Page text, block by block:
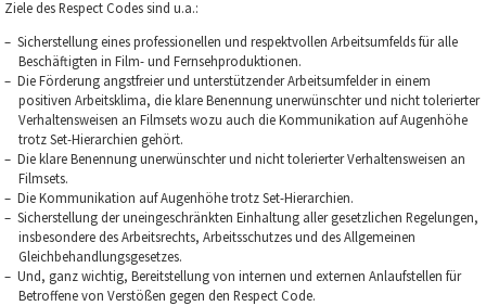
Ziele des Respect Codes sind u.a.:
Sicherstellung eines professionellen und respektvollen Arbeitsumfelds für alle
Beschäftigten in Film- und Fernsehproduktionen.
Die Förderung angstfreier und unterstützender Arbeitsumfelder in einem
positiven Arbeitsklima, die klare Benennung unerwünschter und nicht tolerierter
Verhaltensweisen an Filmsets wozu auch die Kommunikation auf Augenhöhe
trotz Set-Hierarchien gehört.
Die klare Benennung unerwünschter und nicht tolerierter Verhaltensweisen an
Filmsets.
Die Kommunikation auf Augenhöhe trotz Set-Hierarchien.
Sicherstellung der uneingeschränkten Einhaltung aller gesetzlichen Regelungen,
insbesondere des Arbeitsrechts, Arbeitsschutzes und des Allgemeinen
Gleichbehandlungsgesetzes.
Und, ganz wichtig, Bereitstellung von internen und externen Anlaufstellen für
Betroffene von Verstößen gegen den Respect Code.